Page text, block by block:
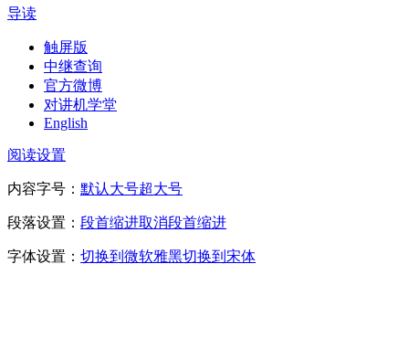
导读
触屏版
中继查询
官方微博
对讲机学堂
English
阅读设置
内容字号： 默认大号超大号
段落设置： 段首缩进取消段首缩进
字体设置： 切换到微软雅黑切换到宋体